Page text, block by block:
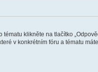
klikněte na tlačítko
v konkrétním fóru a tématu